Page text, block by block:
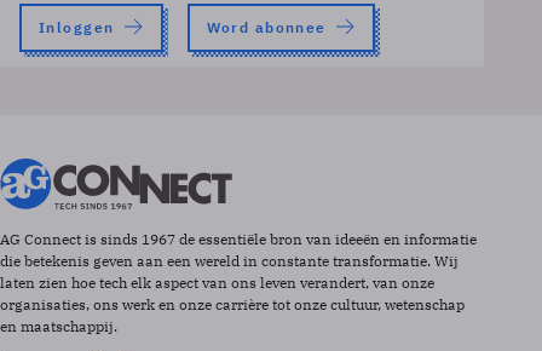
Inloggen Word abonnee
AG Connect is sinds 1967 de essentiële bron van ideeën en informatie
die betekenis geven aan een wereld in constante transformatie. Wij
laten zien hoe tech elk aspect van ons leven verandert, van onze
organisaties, ons werk en onze carrière tot onze cultuur, wetenschap
en maatschappij.